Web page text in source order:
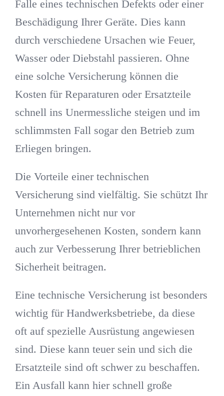
Falle eines technischen Defekts oder einer
Beschädigung Ihrer Geräte. Dies kann
durch verschiedene Ursachen wie Feuer,
Wasser oder Diebstahl passieren. Ohne
eine solche Versicherung können die
Kosten für Reparaturen oder Ersatzteile
schnell ins Unermessliche steigen und im
schlimmsten Fall sogar den Betrieb zum
Erliegen bringen.
Die Vorteile einer technischen
Versicherung sind vielfältig. Sie schützt Ihr
Unternehmen nicht nur vor
unvorhergesehenen Kosten, sondern kann
auch zur Verbesserung Ihrer betrieblichen
Sicherheit beitragen.
Eine technische Versicherung ist besonders
wichtig für Handwerksbetriebe, da diese
oft auf spezielle Ausrüstung angewiesen
sind. Diese kann teuer sein und sich die
Ersatzteile sind oft schwer zu beschaffen.
Ein Ausfall kann hier schnell große